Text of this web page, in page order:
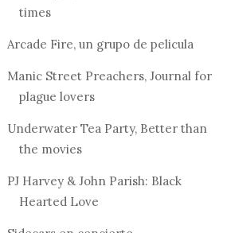
times
Arcade Fire, un grupo de pelicula
Manic Street Preachers, Journal for
plague lovers
Underwater Tea Party, Better than
the movies
PJ Harvey & John Parish: Black
Hearted Love